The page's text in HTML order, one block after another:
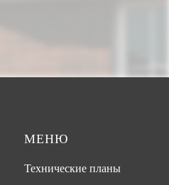
МЕНЮ
Технические планы